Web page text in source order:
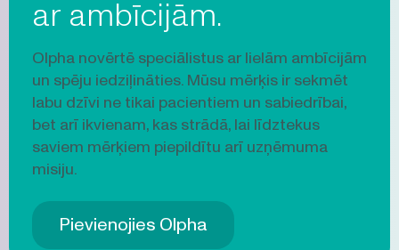
ar ambīcijām.
Olpha novērtē speciālistus ar lielām ambīcijām
un spēju iedziļināties. Mūsu mērķis ir sekmēt
labu dzīvi ne tikai pacientiem un sabiedrībai,
bet arī ikvienam, kas strādā, lai līdztekus
saviem mērķiem piepildītu arī uzņēmuma
misiju.
Pievienojies Olpha